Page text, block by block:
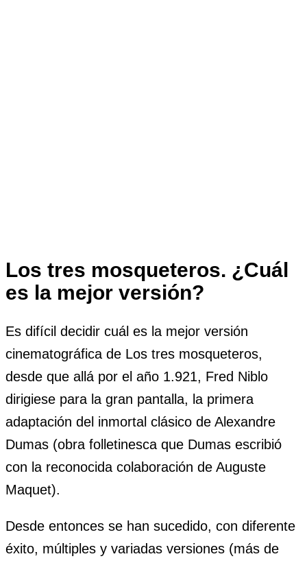
Los tres mosqueteros. ¿Cuál
es la mejor versión?
Es difícil decidir cuál es la mejor versión
cinematográfica de Los tres mosqueteros,
desde que allá por el año 1.921, Fred Niblo
dirigiese para la gran pantalla, la primera
adaptación del inmortal clásico de Alexandre
Dumas (obra folletinesca que Dumas escribió
con la reconocida colaboración de Auguste
Maquet).
Desde entonces se han sucedido, con diferente
éxito, múltiples y variadas versiones (más de